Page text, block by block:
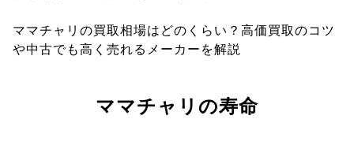
ママチャリの買取相場はどのくらい？高価買取のコツ
や中古でも高く売れるメーカーを解説
ママチャリの寿命